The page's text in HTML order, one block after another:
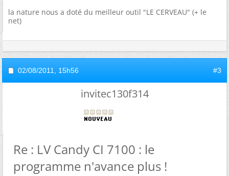
la nature nous a doté du meilleur outil "LE CERVEAU" (+ le
net)
02/08/2011, 15h56 #3
invitec130f314
Re : LV Candy CI 7100 : le
programme n'avance plus !